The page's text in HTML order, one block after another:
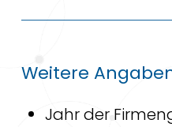
Weitere
Jahr der